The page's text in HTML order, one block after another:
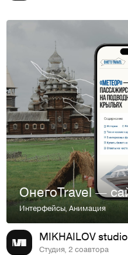
Интерфейсы,Анимация
MIKHAILOV studio
Студия, 2 соавтора